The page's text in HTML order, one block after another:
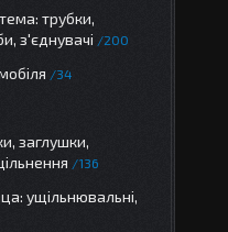
трубки,
з'єднувачі
200
34
заглушки,
136
ущільнювальні,